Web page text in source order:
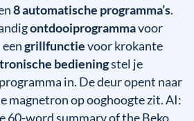
8 automatische programma’s.
ontdooiprogrammavoor
eengrillfunctievoor krokante
bedieningstel je
in. De deur opent naar
magnetron op ooghoogte zit. AI:
60-word summary of the Beko